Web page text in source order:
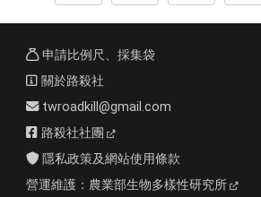
申請比例尺、採集袋
關於路殺社
twroadkill@gmail.com
路殺社社團
隱私政策及網站使用條款
營運維護： 農業部生物多樣性研究所